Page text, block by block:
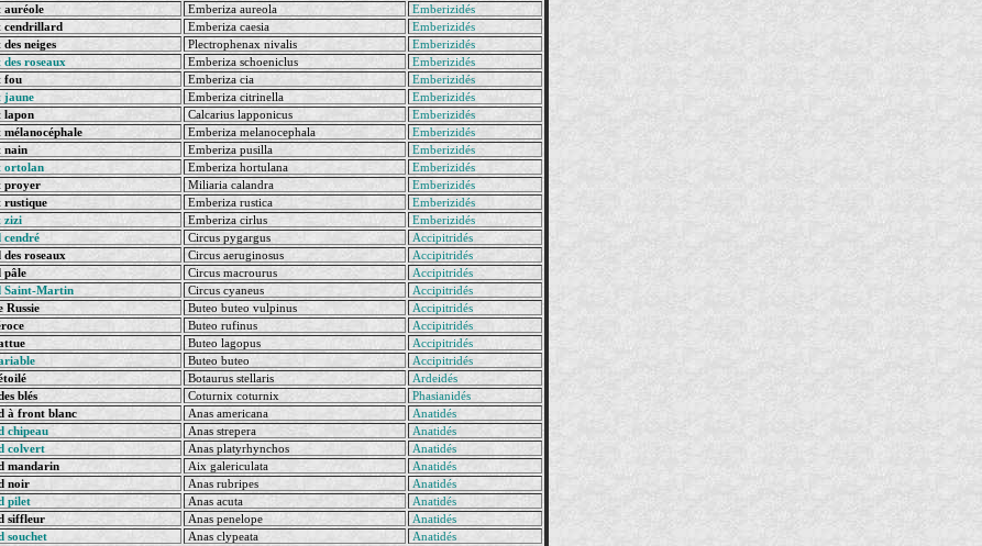
auréole
Emberiza aureola
Emberizidés
cendrillard
Emberiza caesia
Emberizidés
neiges
Plectrophenax nivalis
Emberizidés
roseaux
Emberiza schoeniclus
Emberizidés
fou
Emberiza cia
Emberizidés
jaune
Emberiza citrinella
Emberizidés
lapon
Calcarius lapponicus
Emberizidés
Emberiza melanocephala
Emberizidés
nain
Emberiza pusilla
Emberizidés
ortolan
Emberiza hortulana
Emberizidés
proyer
Miliaria calandra
Emberizidés
rustique
Emberiza rustica
Emberizidés
zizi
Emberiza cirlus
Emberizidés
cendré
Circus pygargus
Accipitridés
des roseaux
Circus aeruginosus
Accipitridés
pâle
Circus macrourus
Accipitridés
Saint-Martin
Circus cyaneus
Accipitridés
Russie
Buteo buteo vulpinus
Accipitridés
Buteo rufinus
Accipitridés
Buteo lagopus
Accipitridés
Buteo buteo
Accipitridés
Botaurus stellaris
Ardeidés
blés
Coturnix coturnix
Phasianidés
à front blanc
Anas americana
Anatidés
chipeau
Anas strepera
Anatidés
colvert
Anas platyrhynchos
Anatidés
mandarin
Aix galericulata
Anatidés
noir
Anas rubripes
Anatidés
pilet
Anas acuta
Anatidés
siffleur
Anas penelope
Anatidés
souchet
Anas clypeata
Anatidés